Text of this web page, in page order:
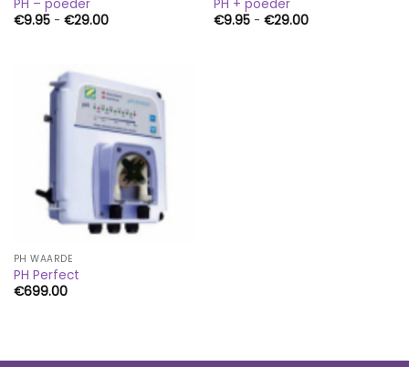
PH – poeder
€9.95 - €29.00Prijsklasse:
PH + poeder
€9.95 - €29.00Prijsklasse:
PH WAARDE
PH Perfect
€699.00